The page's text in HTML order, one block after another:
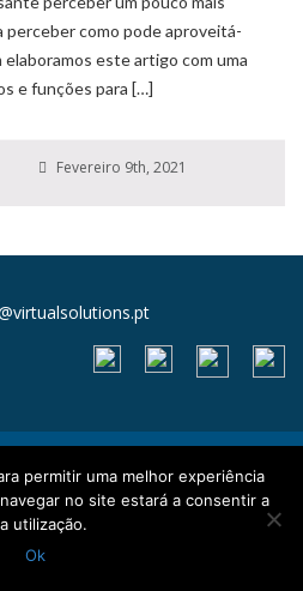
perceber como pode aproveitá-
elaboramos este artigo com uma
e funções para […]
Fevereiro 9th, 2021
e Condições
e Cookies
permitir uma melhor experiência
no site estará a consentir a
utilização.
Ok